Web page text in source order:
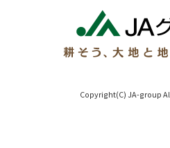
Copyright(C) JA-group